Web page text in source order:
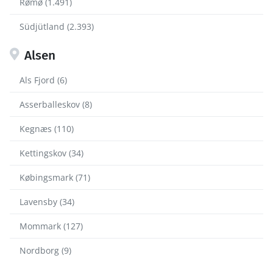
Südjütland (2.393)
Alsen
Als Fjord (6)
Asserballeskov (8)
Kegnæs (110)
Kettingskov (34)
Købingsmark (71)
Lavensby (34)
Mommark (127)
Nordborg (9)